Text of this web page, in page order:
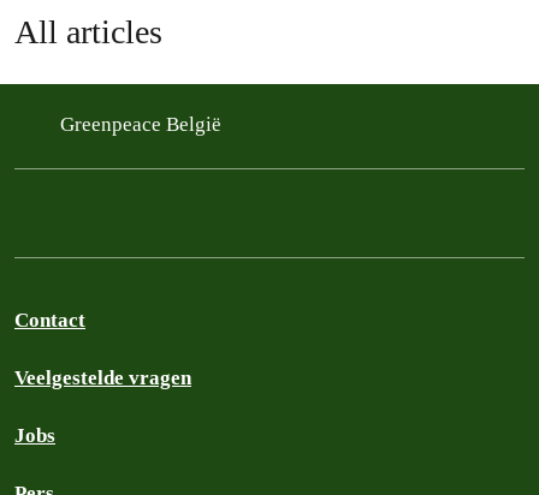
All articles
Greenpeace België
Contact
Veelgestelde vragen
Jobs